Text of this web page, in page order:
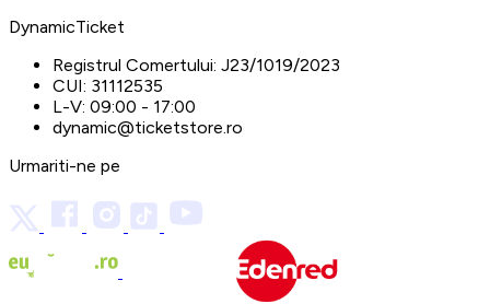
DynamicTicket
Registrul Comertului: J23/1019/2023
CUI: 31112535
L-V: 09:00 - 17:00
dynamic@ticketstore.ro
Urmariti-ne pe